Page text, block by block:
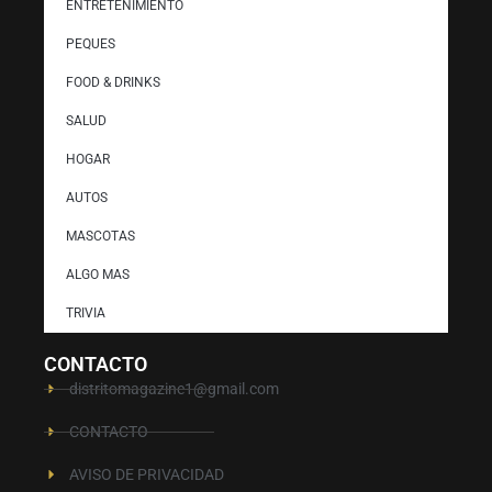
ENTRETENIMIENTO
PEQUES
FOOD & DRINKS
SALUD
HOGAR
AUTOS
MASCOTAS
ALGO MAS
TRIVIA
CONTACTO
distritomagazine1@gmail.com
CONTACTO
AVISO DE PRIVACIDAD